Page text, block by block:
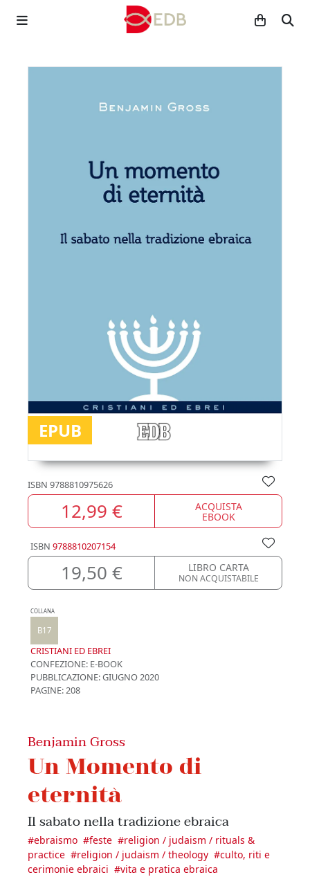
EPUB
ISBN 9788810975626
12,99 € ACQUISTA
EBOOK
ISBN 9788810207154
19,50 € LIBRO CARTA
NON ACQUISTABILE
COLLANA
B17
CRISTIANI ED EBREI
CONFEZIONE: E-BOOK
PUBBLICAZIONE:GIUGNO 2020
PAGINE: 208
Benjamin Gross
Un Momento di
eternità
Il sabato nella tradizione ebraica
#ebraismo #feste #religion / judaism / rituals &
practice #religion / judaism / theology #culto, riti e
cerimonie ebraici #vita e pratica ebraica